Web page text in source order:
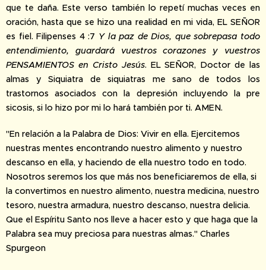
que te daña. Este verso también lo repetí muchas veces en
oración, hasta que se hizo una realidad en mi vida, EL SEÑOR
es fiel. Filipenses 4 :7 Y la paz de Dios, que sobrepasa todo
entendimiento, guardará vuestros corazones y vuestros
PENSAMIENTOS en Cristo Jesús. EL SEÑOR, Doctor de las
almas y Siquiatra de siquiatras me sano de todos los
trastornos asociados con la depresión incluyendo la pre
sicosis, si lo hizo por mi lo hará también por ti. AMEN.
"En relación a la Palabra de Dios: Vivir en ella. Ejercitemos
nuestras mentes encontrando nuestro alimento y nuestro
descanso en ella, y haciendo de ella nuestro todo en todo.
Nosotros seremos los que más nos beneficiaremos de ella, si
la convertimos en nuestro alimento, nuestra medicina, nuestro
tesoro, nuestra armadura, nuestro descanso, nuestra delicia.
Que el Espíritu Santo nos lleve a hacer esto y que haga que la
Palabra sea muy preciosa para nuestras almas." Charles
Spurgeon